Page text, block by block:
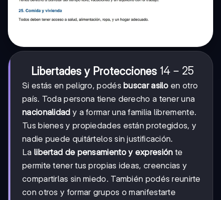
Libertades y Protecciones 14
-
25
14 − 25
Si estás en peligro, podés buscar asilo en otro
país. Toda persona tiene derecho a tener una
nacionalidad y a formar una familia libremente.
Tus bienes y propiedades están protegidos, y
nadie puede quitártelos sin justificación.
La libertad de pensamiento y expresión te
permite tener tus propias ideas, creencias y
compartirlas sin miedo. También podés reunirte
con otros y formar grupos o manifestarte